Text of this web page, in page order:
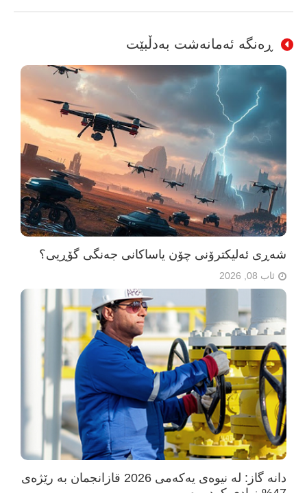
ڕەنگە ئەمانەشت بەدڵبێت
شەڕی ئەلیکترۆنی چۆن یاساکانی جەنگی گۆڕیی؟
ئاب 08, 2026
دانە گاز: لە نیوەی یەکەمی 2026 قازانجمان بە رێژەی